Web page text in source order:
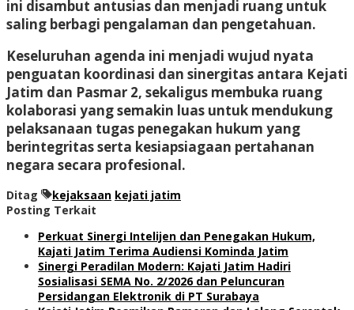
ini disambut antusias dan menjadi ruang untuk
saling berbagi pengalaman dan pengetahuan.
Keseluruhan agenda ini menjadi wujud nyata
penguatan koordinasi dan sinergitas antara Kejati
Jatim dan Pasmar 2, sekaligus membuka ruang
kolaborasi yang semakin luas untuk mendukung
pelaksanaan tugas penegakan hukum yang
berintegritas serta kesiapsiagaan pertahanan
negara secara profesional.
Ditag kejaksaan kejati jatim
Posting Terkait
Perkuat Sinergi Intelijen dan Penegakan Hukum,
Kajati Jatim Terima Audiensi Kominda Jatim
Sinergi Peradilan Modern: Kajati Jatim Hadiri
Sosialisasi SEMA No. 2/2026 dan Peluncuran
Persidangan Elektronik di PT Surabaya